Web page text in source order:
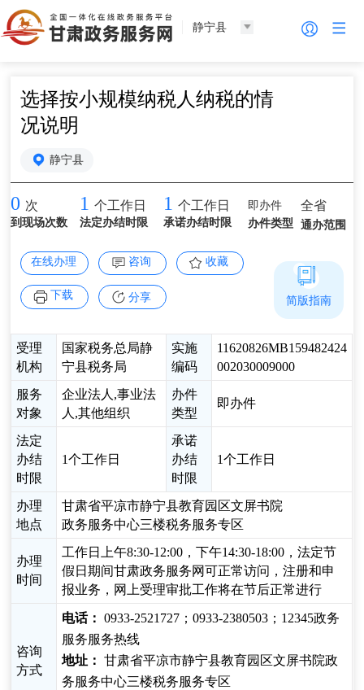
静宁县
选择按小规模纳税人纳税的情
况说明
静宁县
0 次
到现场次数
1 个工作日
法定办结时限
1 个工作日
承诺办结时限
即办件
办件类型
全省
通办范围
在线办理 咨询 收藏
下载 分享
受理
机构
国家税务总局静
宁县税务局
实施
编码
11620826MB159482424
002030009000
服务
对象
企业法人,事业法
人,其他组织
办件
类型
即办件
法定
办结
时限
1个工作日
承诺
办结
时限
1个工作日
办理
地点
甘肃省平凉市静宁县教育园区文屏书院
政务服务中心三楼税务服务专区
办理
时间
工作日上午8:30-12:00，下午14:30-18:00，法定节
假日期间甘肃政务服务网可正常访问，注册和申
报业务，网上受理审批工作将在节后正常进行
咨询
方式
电话： 0933-2521727；0933-2380503；12345政务
服务服务热线
地址： 甘肃省平凉市静宁县教育园区文屏书院政
务服务中心三楼税务服务专区
简版指南